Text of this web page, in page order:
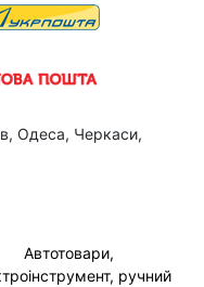
Одеса, Черкаси,
Автотовари,
ручний